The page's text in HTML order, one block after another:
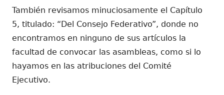
También revisamos minuciosamente el Capítulo
5, titulado: “Del Consejo Federativo”, donde no
encontramos en ninguno de sus artículos la
facultad de convocar las asambleas, como si lo
hayamos en las atribuciones del Comité
Ejecutivo.